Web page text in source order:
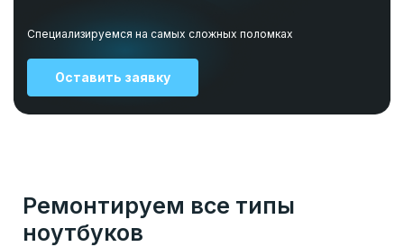
Специализируемся на самых сложных поломках
Оставить заявку
Ремонтируем все типы
ноутбуков